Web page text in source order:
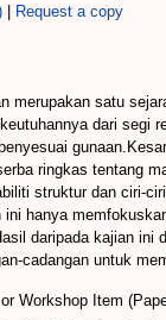
Request a copy
merupakan satu
dari segi
ringkas tentang
struktur dan ciri-
ini hanya
daripada kajian ini
cadangan untuk
Workshop Item